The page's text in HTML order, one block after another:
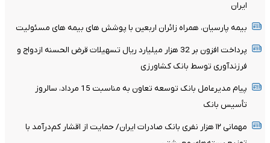
ایران
بیمه پارسیان، همراه زائران اربعین با پوشش های بیمه های مسئولیت
پرداخت افزون بر 32 هزار میلیارد ریال تسهیلات قرض الحسنه ازدواج و
فرزندآوری توسط بانک کشاورزی
پیام مدیرعامل بانک توسعه تعاون به مناسبت 15 مرداد، سالروز
تأسیس بانک
مهمانی ۱۲ هزار نفری بانک صادرات ایران/ حمایت از اقشار کم‌درآمد با